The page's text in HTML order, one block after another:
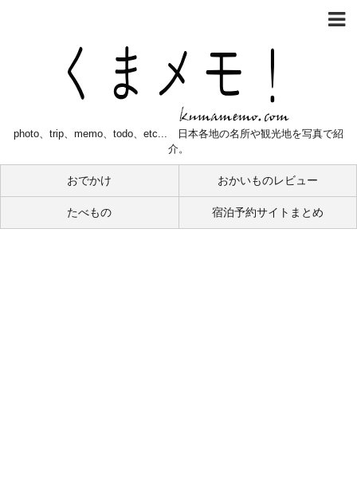
photo、trip、memo、todo、etc... 日本各地の名所や観光地を写真で紹
介。
おでかけ おかいものレビュー
たべもの 宿泊予約サイトまとめ